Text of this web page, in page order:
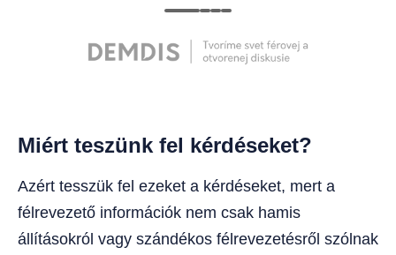
Miért teszünk fel kérdéseket?
Azért tesszük fel ezeket a kérdéseket, mert a
félrevezető információk nem csak hamis
állításokról vagy szándékos félrevezetésről szólnak